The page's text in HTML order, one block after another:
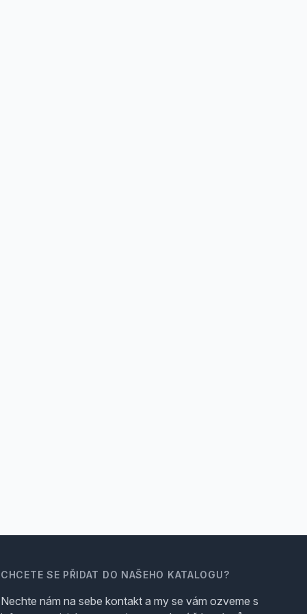
CHCETE SE PŘIDAT DO NAŠEHO KATALOGU?
Nechte nám na sebe kontakt a my se vám ozveme s